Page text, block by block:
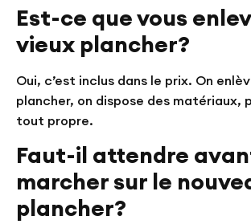
Est-ce que vous
vieux plancher?
Oui, c’est inclus dans le prix. On
plancher, on dispose des matériaux,
tout propre.
Faut-il attendre
marcher sur le
plancher?